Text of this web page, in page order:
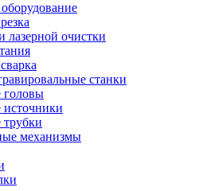
лазерной очистки
станки
головы
источники
механизмы